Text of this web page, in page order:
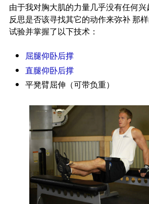
由于我对胸大肌的力量几乎没有任何
反思是否该寻找其它的动作来弥补 那
试验并掌握了以下技术：
屈腿仰卧后撑
直腿仰卧后撑
平凳臂屈伸（可带负重）